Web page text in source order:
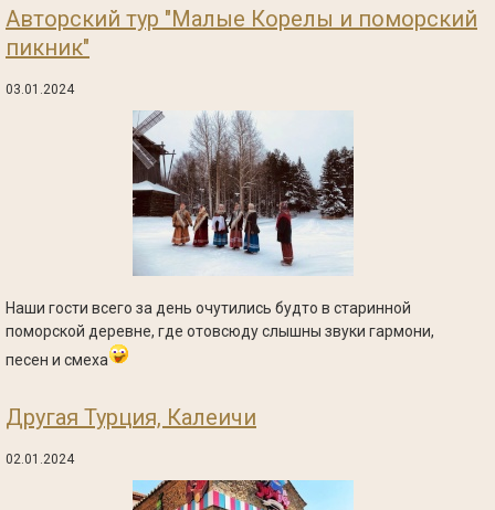
Авторский тур "Малые Корелы и поморский
пикник"
03.01.2024
Наши гости всего за день очутились будто в старинной
поморской деревне, где отовсюду слышны звуки гармони,
песен и смеха
Другая Турция, Калеичи
02.01.2024